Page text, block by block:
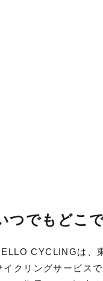
つでもどこ
CYCLINGは、
イクリングサービス